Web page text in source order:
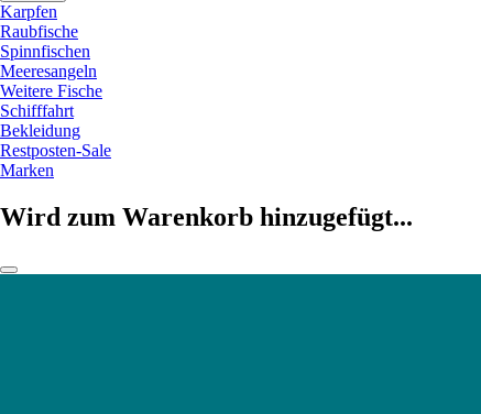
Karpfen
Raubfische
Spinnfischen
Meeresangeln
Weitere Fische
Schifffahrt
Bekleidung
Restposten-Sale
Marken
Wird zum Warenkorb hinzugefügt...